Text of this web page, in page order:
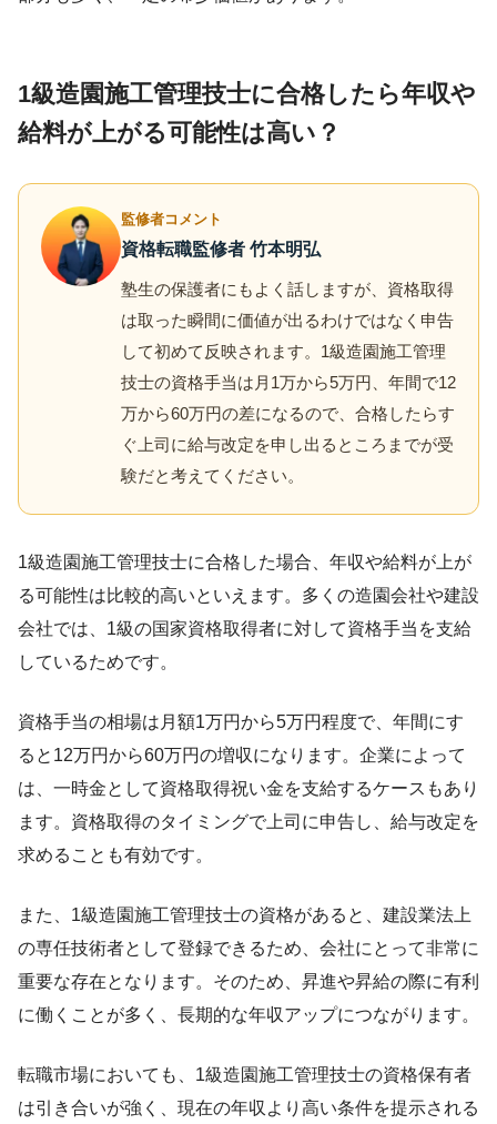
1級造園施工管理技士に合格したら年収や
給料が上がる可能性は高い？
監修者コメント
資格転職監修者 竹本明弘
塾生の保護者にもよく話しますが、資格取得
は取った瞬間に価値が出るわけではなく申告
して初めて反映されます。1級造園施工管理
技士の資格手当は月1万から5万円、年間で12
万から60万円の差になるので、合格したらす
ぐ上司に給与改定を申し出るところまでが受
験だと考えてください。
1級造園施工管理技士に合格した場合、年収や給料が上が
る可能性は比較的高いといえます。多くの造園会社や建設
会社では、1級の国家資格取得者に対して資格手当を支給
しているためです。
資格手当の相場は月額1万円から5万円程度で、年間にす
ると12万円から60万円の増収になります。企業によって
は、一時金として資格取得祝い金を支給するケースもあり
ます。資格取得のタイミングで上司に申告し、給与改定を
求めることも有効です。
また、1級造園施工管理技士の資格があると、建設業法上
の専任技術者として登録できるため、会社にとって非常に
重要な存在となります。そのため、昇進や昇給の際に有利
に働くことが多く、長期的な年収アップにつながります。
転職市場においても、1級造園施工管理技士の資格保有者
は引き合いが強く、現在の年収より高い条件を提示される